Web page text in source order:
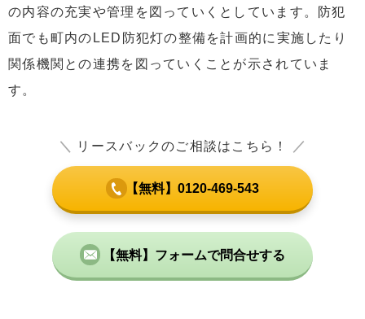
の内容の充実や管理を図っていくとしています。防犯
面でも町内のLED防犯灯の整備を計画的に実施したり
関係機関との連携を図っていくことが示されていま
す。
＼ リースバックのご相談はこちら！ ／
【無料】0120-469-543
【無料】フォームで問合せする